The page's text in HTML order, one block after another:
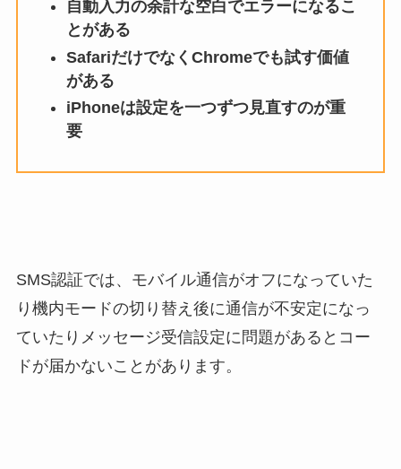
自動入力の余計な空白でエラーになるこ
とがある
SafariだけでなくChromeでも試す価値
がある
iPhoneは設定を一つずつ見直すのが重
要
SMS認証では、モバイル通信がオフになっていた
り機内モードの切り替え後に通信が不安定になっ
ていたりメッセージ受信設定に問題があるとコー
ドが届かないことがあります。